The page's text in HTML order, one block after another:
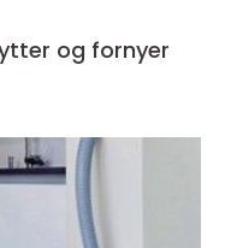
og fornyer